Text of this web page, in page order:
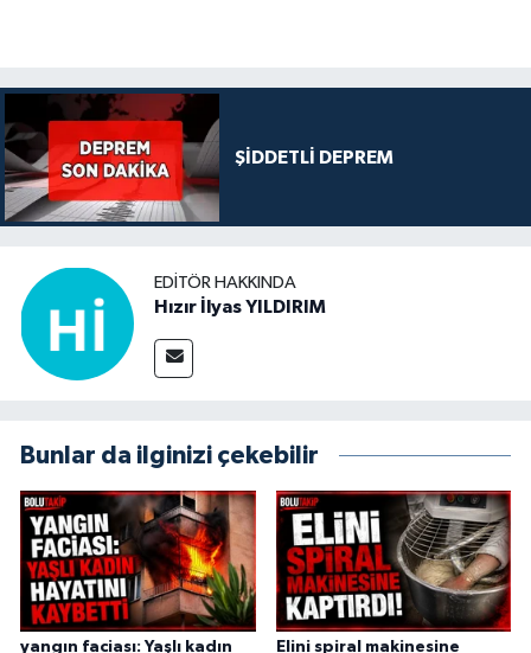
ŞİDDETLİ DEPREM
EDITÖR HAKKINDA
Hızır İlyas YILDIRIM
Bunlar da ilginizi çekebilir
yangın faciası: Yaşlı kadın Elini spiral makinesine